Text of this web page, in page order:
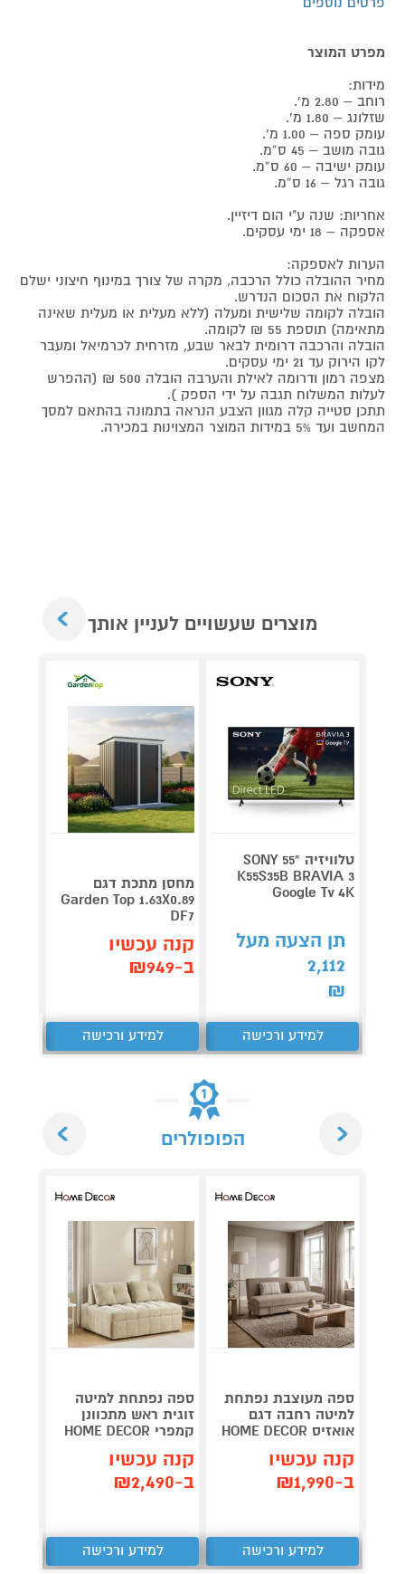
מפרט המוצר
מידות:
רוחב – 2.80 מ’.
שזלונג – 1.80 מ’.
עומק ספה – 1.00 מ’.
גובה מושב – 45 ס”מ.
עומק ישיבה – 60 ס”מ.
גובה רגל – 16 ס”מ.
אחריות: שנה ע"י הום דיזיין.
אספקה – 18 ימי עסקים.
הערות לאספקה:
מחיר ההובלה כולל הרכבה, מקרה של צורך במינוף חיצוני ישלם
הלקוח את הסכום הנדרש.
הובלה לקומה שלישית ומעלה (ללא מעלית או מעלית שאינה
מתאימה) תוספת 55 ₪ לקומה.
הובלה והרכבה דרומית לבאר שבע, מזרחית לכרמיאל ומעבר
לקו הירוק עד 21 ימי עסקים.
מצפה רמון ודרומה לאילת והערבה הובלה 500 ₪ (ההפרש
לעלות המשלוח תגבה על ידי הספק ).
תתכן סטייה קלה מגוון הצבע הנראה בתמונה בהתאם למסך
המחשב ועד 5% במידות המוצר המצוינות במכירה.
מוצרים שעשויים לעניין אותך
טלוויזיה "55 SONY
K55S35B BRAVIA 3
Google Tv 4K
תן הצעה מעל
2,112
₪
למידע ורכישה
מחסן מתכת דגם
Garden Top 1.63X0.89
DF7
קנה עכשיו
ב-₪949
למידע ורכישה
הפופולרים
ספה מעוצבת נפתחת
למיטה רחבה דגם
אואזיס HOME DECOR
קנה עכשיו
ב-₪1,990
למידע ורכישה
ספה נפתחת למיטה
זוגית ראש מתכוונן
קמפרי HOME DECOR
קנה עכשיו
ב-₪2,490
למידע ורכישה